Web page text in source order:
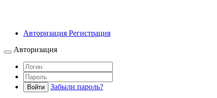
Авторизация Регистрация
Авторизация
Войти Забыли пароль?